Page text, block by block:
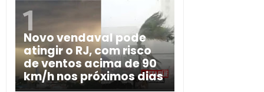
Novo vendaval pode
atingir o RJ, com risco
de ventos acima de 90
km/h nos próximos dias